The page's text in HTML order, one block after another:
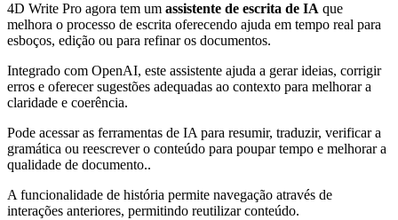
4D Write Pro agora tem um assistente de escrita de IA que
melhora o processo de escrita oferecendo ajuda em tempo real para
esboços, edição ou para refinar os documentos.
Integrado com OpenAI, este assistente ajuda a gerar ideias, corrigir
erros e oferecer sugestões adequadas ao contexto para melhorar a
claridade e coerência.
Pode acessar as ferramentas de IA para resumir, traduzir, verificar a
gramática ou reescrever o conteúdo para poupar tempo e melhorar a
qualidade de documento..
A funcionalidade de história permite navegação através de
interações anteriores, permitindo reutilizar conteúdo.